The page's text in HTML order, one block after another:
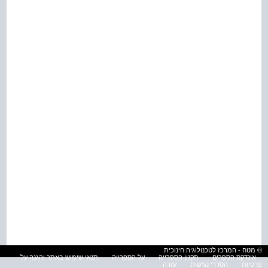
© מטח - המרכז לטכנולוגיה חינוכית
אינדקס הספרים
תקנון הספרייה על הספרייה
תנאי שימוש באתר והגנה על
פרטיות
הסדרי נגישות עזרה